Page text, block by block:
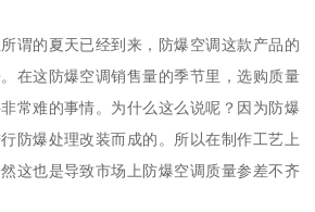
谓的夏天已经到来，防爆空调这款产品的
在这防爆空调销售量的季节里，选购质量
常难的事情。为什么这么说呢？因为防爆
防爆处理改装而成的。所以在制作工艺上
这也是导致市场上防爆空调质量参差不齐